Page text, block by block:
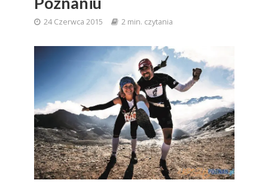
24 Czerwca 2015 2 min. czytania